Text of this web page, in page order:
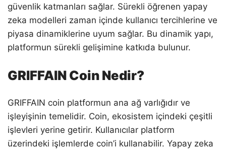
güvenlik katmanları sağlar. Sürekli öğrenen yapay
zeka modelleri zaman içinde kullanıcı tercihlerine ve
piyasa dinamiklerine uyum sağlar. Bu dinamik yapı,
platformun sürekli gelişimine katkıda bulunur.
GRIFFAIN Coin Nedir?
GRIFFAIN coin platformun ana ağ varlığıdır ve
işleyişinin temelidir. Coin, ekosistem içindeki çeşitli
işlevleri yerine getirir. Kullanıcılar platform
üzerindeki işlemlerde coin’i kullanabilir. Yapay zeka